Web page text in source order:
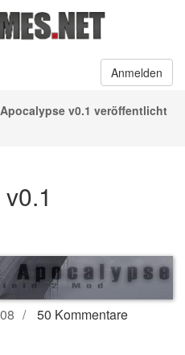
Anmelden
v0.1 veröffentlicht
50 Kommentare